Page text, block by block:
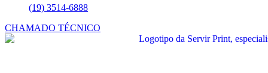
(19) 3514-6888
CHAMADO TÉCNICO